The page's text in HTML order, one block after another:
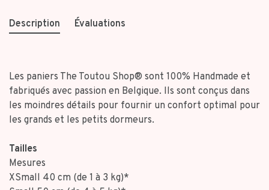
Description Évaluations
Les paniers The Toutou Shop® sont 100% Handmade et
fabriqués avec passion en Belgique. Ils sont conçus dans
les moindres détails pour fournir un confort optimal pour
les grands et les petits dormeurs.
Tailles
Mesures
XSmall 40 cm (de 1 à 3 kg)*